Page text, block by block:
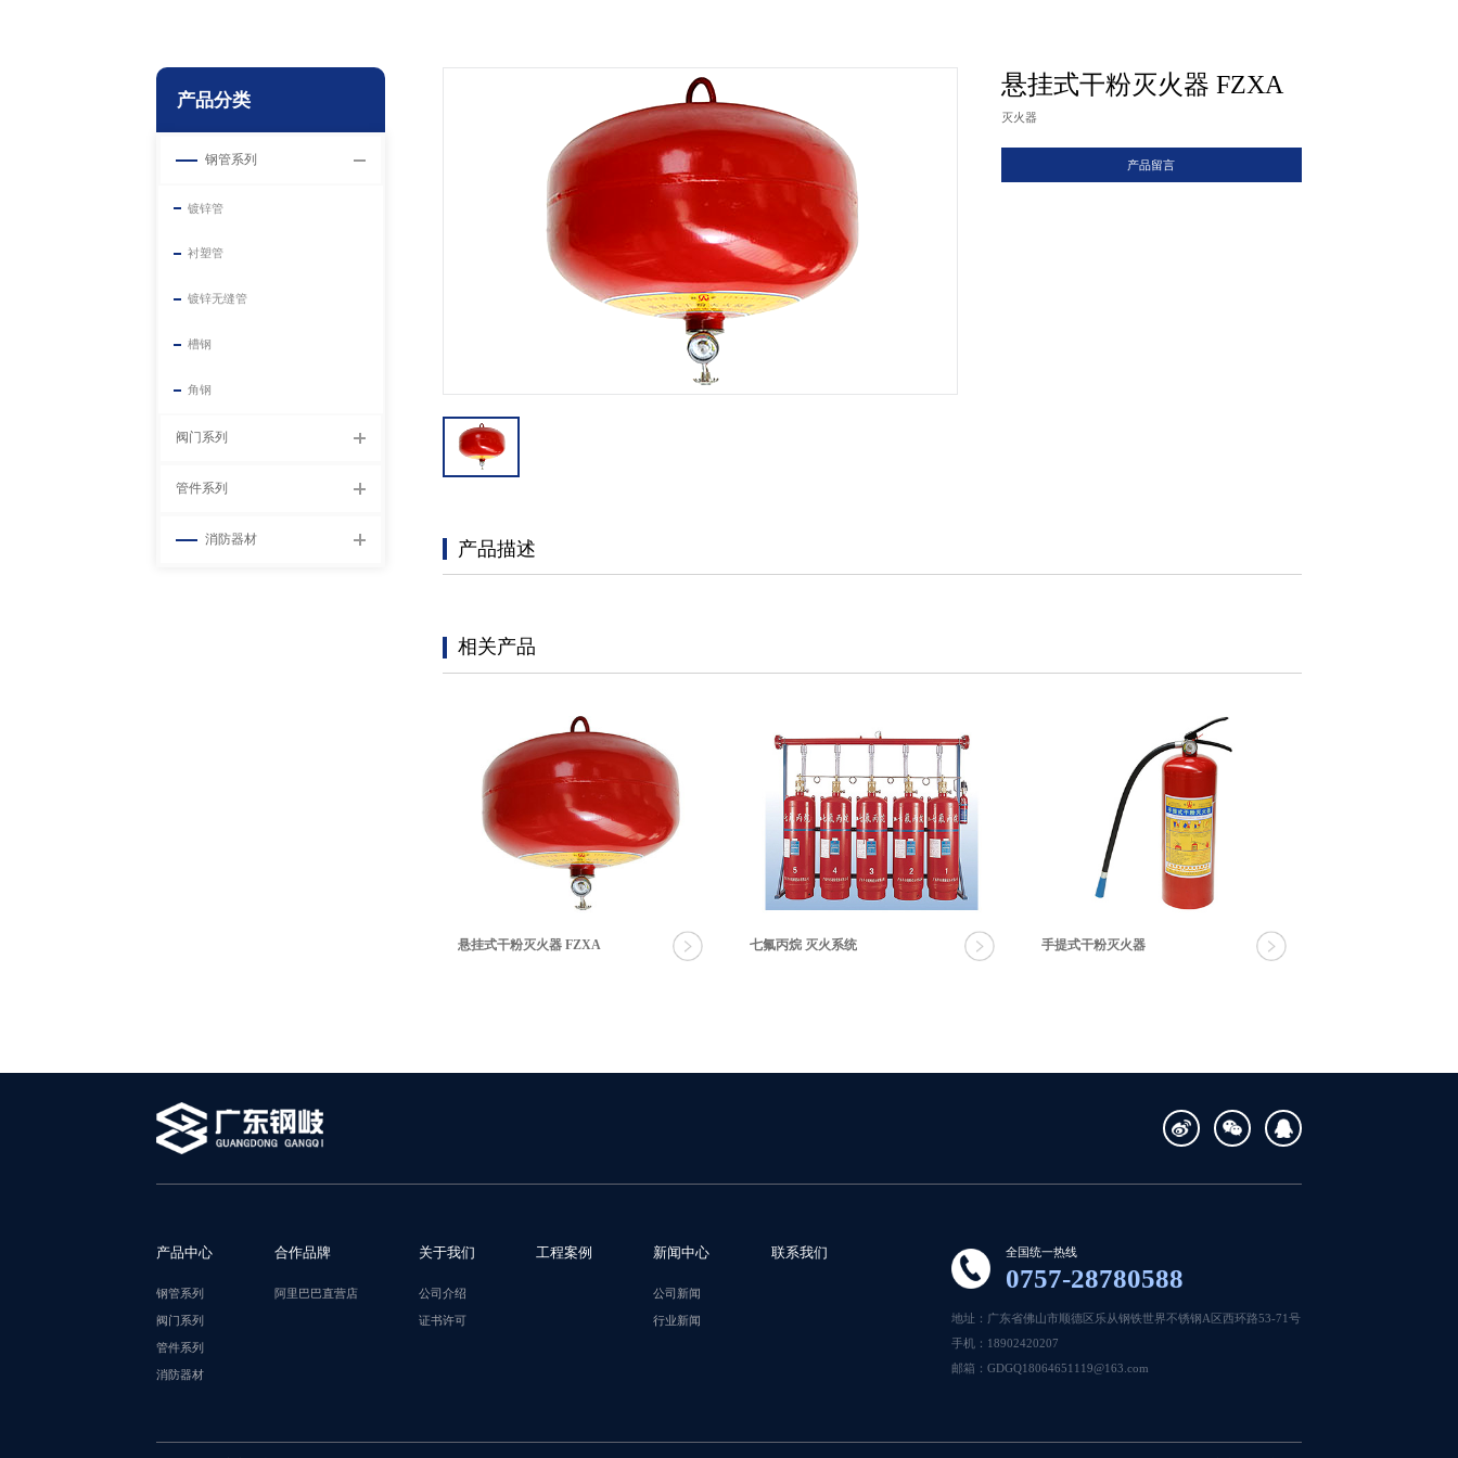
产品分类
钢管系列
镀锌管
衬塑管
镀锌无缝管
槽钢
角钢
阀门系列
管件系列
消防器材
悬挂式干粉灭火器 FZXA
灭火器
产品留言
产品描述
相关产品
悬挂式干粉灭火器 FZXA 七氟丙烷 灭火系统 手提式干粉灭火器
产品中心
钢管系列
阀门系列
管件系列
消防器材
合作品牌
阿里巴巴直营店
关于我们
公司介绍
证书许可
工程案例 新闻中心
公司新闻
行业新闻
联系我们 全国统一热线
0757-28780588
地址：广东省佛山市顺德区乐从钢铁世界不锈钢A区西环路53-71号
手机：18902420207
邮箱：GDGQ18064651119@163.com